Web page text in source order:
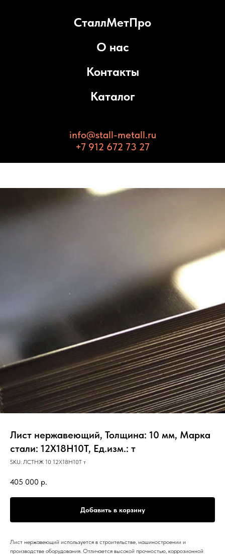
СталлМетПро
О нас
Контакты
Каталог
info@stall-metall.ru
+7 912 672 73 27
Лист нержавеющий, Толщина: 10 мм, Марка
стали: 12Х18Н10Т, Ед.изм.: т
SKU: ЛСТНЖ 10 12Х18Н10Т т
405 000 р.
Добавить в корзину
Лист нержавеющий используется в строительстве, машиностроении и
производстве оборудования. Отличается высокой прочностью, коррозионной